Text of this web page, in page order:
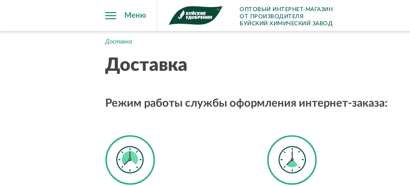
Меню
ОПТОВЫЙ ИНТЕРНЕТ-МАГАЗИН
ОТ ПРОИЗВОДИТЕЛЯ
БУЙСКИЙ ХИМИЧЕСКИЙ ЗАВОД
Доставка
Доставка
Режим работы службы оформления интернет-заказа: